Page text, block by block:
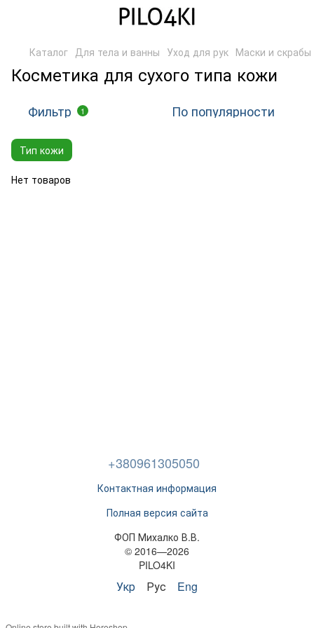
Каталог Для тела и ванны Уход для рук Маски и скрабы
Косметика для сухого типа кожи
Фильтр 1 По популярности
Тип кожи
Нет товаров
+380961305050
Контактная информация
Полная версия сайта
ФОП Михалко В.В.
© 2016—2026
PILO4KI
Укр Рус Eng